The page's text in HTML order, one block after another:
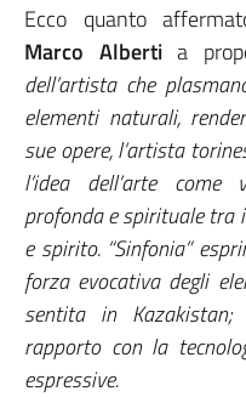
Ecco quanto
Marco Albertia
dell’artista che
elementi naturali,
sue opere, l’artista
l’idea dell’arte come
profonda e spirituale tra
e spirito. “Sinfonia”
forza evocativa degli
sentita in
rapporto con la
espressive.